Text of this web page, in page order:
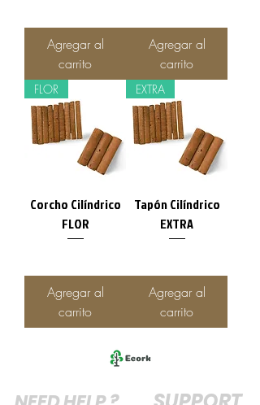
Agregar al
carrito
Agregar al
carrito
FLOR
Corcho Cilíndrico
FLOR
Agregar al
carrito
EXTRA
Tapón Cilíndrico
EXTRA
Agregar al
carrito